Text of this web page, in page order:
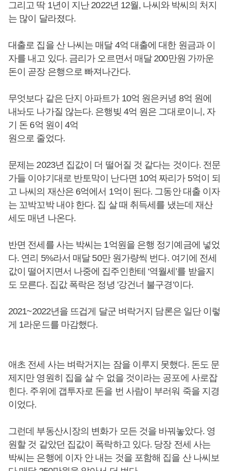
그리고 딱 1년이 지난 2022년 12월, 나씨와 박씨의 처지
는 많이 달라졌다.
대출로 집을 산 나씨는 매달 4억 대출에 대한 원금과 이
자를 내고 있다. 금리가 오르면서 매달 200만원 가까운
돈이 곧장 은행으로 빠져나간다.
무엇보다 같은 단지 아파트가 10억 원은커녕 8억 원에
내놔도 나가질 않는다. 은행빚 4억 원은 그대로이니, 자
기 돈 6억 원이 4억
원으로 줄었다.
문제는 2023년 집값이 더 떨어질 것 같다는 것이다. 전문
가들 이야기대로 반토막이 난다면 10억 짜리가 5억이 되
고 나씨의 재산은 6억에서 1억이 된다. 그동안 대출 이자
는 꼬박꼬박 내야 한다. 집 살 때 취득세를 냈는데 재산
세도 매년 나온다.
반면 전세를 사는 박씨는 1억원을 은행 정기예금에 넣었
다. 연리 5%라서 매달 50만 원가량씩 번다. 여기에 전세
값이 떨어지면서 나중에 집주인한테 ‘역월세’를 받을지
도 모른다. 집값 폭락은 정녕 '강건너 불구경'이다.
2021~2022년을 뜨겁게 달군 벼락거지 담론은 일단 이렇
게 1라운드를 마감했다.
애초 전세 사는 벼락거지는 잠을 이루지 못했다. 돈도 문
제지만 영원히 집을 살 수 없을 것이라는 공포에 사로잡
힌다. 주위에 갭투자로 돈을 번 사람이 부러워 죽을 지경
이었다.
그런데 부동산시장의 변화가 모든 것을 바꿔놓았다. 영
원할 것 같았던 집값이 폭락하고 있다. 당장 전세 사는
박씨는 은행에 이자 안 내는 것을 포함해 집을 산 나씨보